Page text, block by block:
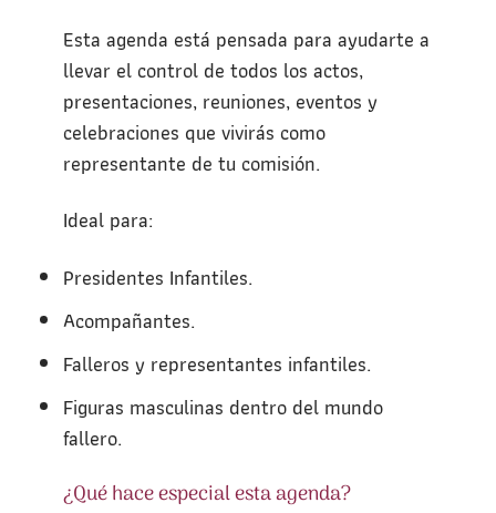
Esta agenda está pensada para ayudarte a
llevar el control de todos los actos,
presentaciones, reuniones, eventos y
celebraciones que vivirás como
representante de tu comisión.
Ideal para:
Presidentes Infantiles.
Acompañantes.
Falleros y representantes infantiles.
Figuras masculinas dentro del mundo
fallero.
¿Qué hace especial esta agenda?